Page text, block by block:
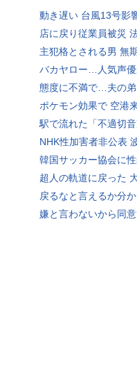
動き遅い 台風13号影
店に戻り従業員被災
主犯格とされる男 無
バカヤロー…人気声
態度に不満で…夫の
ポケモン効果で 空港
駅で流れた「不適切
NHK性加害者非公表
韓国サッカー協会に
超人の軌道に戻った
戻るなと言えるか分
嫌と言わないから同